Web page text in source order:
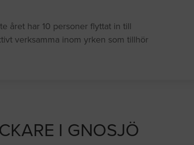
året har 10 personer flyttat in till
verksamma inom yrken som tillhör
I GNOSJÖ